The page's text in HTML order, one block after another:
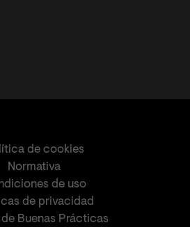
de cookies
Normativa
de uso
de privacidad
Buenas Prácticas